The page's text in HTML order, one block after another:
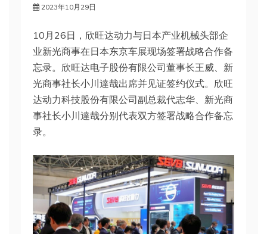
2023年10月29日
10月26日，欣旺达动力与日本产业机械头部企
业新光商事在日本东京车展现场签署战略合作备
忘录。欣旺达电子股份有限公司董事长王威、新
光商事社长小川達哉出席并见证签约仪式。欣旺
达动力科技股份有限公司副总裁代志华、新光商
事社长小川達哉分别代表双方签署战略合作备忘
录。